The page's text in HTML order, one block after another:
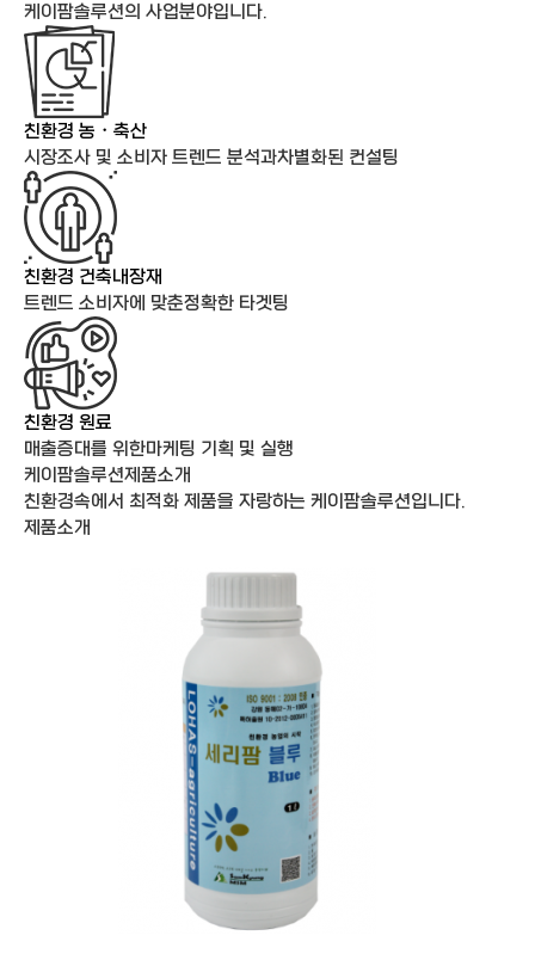
케이팜솔루션의 사업분야입니다.
친환경 농・축산
시장조사 및 소비자 트렌드 분석과차별화된 컨설팅
친환경 건축내장재
트렌드 소비자에 맞춘정확한 타겟팅
친환경 원료
매출증대를 위한마케팅 기획 및 실행
케이팜솔루션제품소개
친환경속에서 최적화 제품을 자랑하는 케이팜솔루션입니다.
제품소개